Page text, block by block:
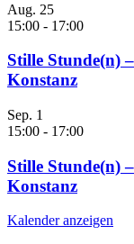
Aug. 25
15:00 - 17:00
Stille Stunde(n)
Konstanz
Sep. 1
15:00 - 17:00
Stille Stunde(n)
Konstanz
Kalender anzeigen